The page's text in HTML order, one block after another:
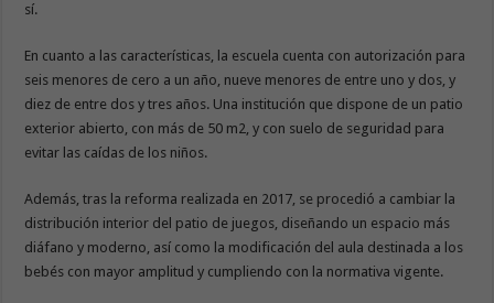
sí.
En cuanto a las características, la escuela cuenta con autorización para
seis menores de cero a un año, nueve menores de entre uno y dos, y
diez de entre dos y tres años. Una institución que dispone de un patio
exterior abierto, con más de 50 m2, y con suelo de seguridad para
evitar las caídas de los niños.
Además, tras la reforma realizada en 2017, se procedió a cambiar la
distribución interior del patio de juegos, diseñando un espacio más
diáfano y moderno, así como la modificación del aula destinada a los
bebés con mayor amplitud y cumpliendo con la normativa vigente.